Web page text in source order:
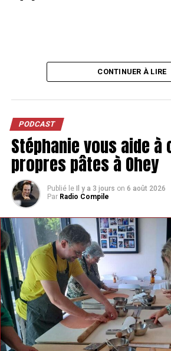
CONTINUER À LIRE
PODCAST
Stéphanie vous aide
propres pâtes à Ohey
Publié le Il y a 3 jours on 6 août 2026
Par Radio Compile